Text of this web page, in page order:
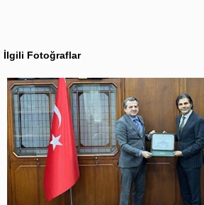
İlgili Fotoğraflar